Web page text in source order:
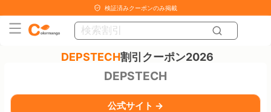
検証済みクーポンのみ掲載
DEPSTECH割引クーポン2026
DEPSTECH
公式サイト →